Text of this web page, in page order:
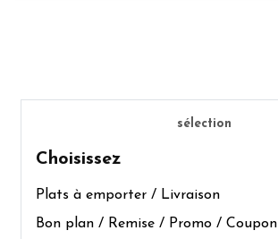
sélection
Choisissez
Plats à emporter / Livraison
Bon plan / Remise / Promo / Coupon